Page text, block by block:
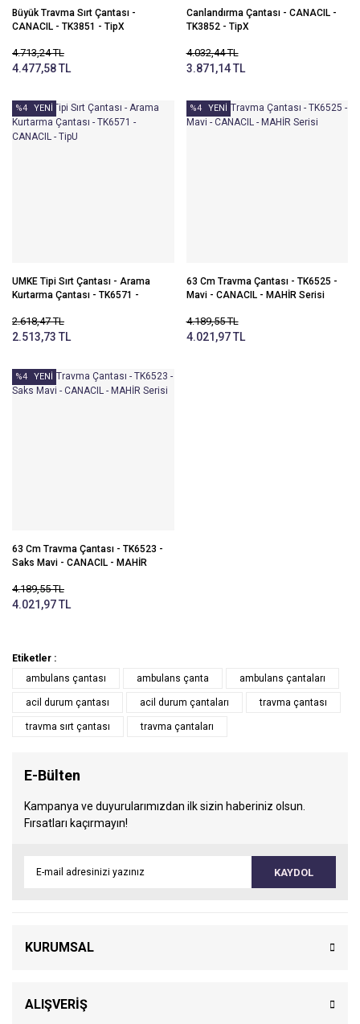
Büyük Travma Sırt Çantası -
CANACIL - TK3851 - TipX
4.713,24 TL
4.477,58 TL
Canlandırma Çantası - CANACIL -
TK3852 - TipX
4.032,44 TL
3.871,14 TL
%4 YENİ
UMKE Tipi Sırt Çantası - Arama
Kurtarma Çantası - TK6571 -
2.618,47 TL
2.513,73 TL
%4 YENİ
63 Cm Travma Çantası - TK6525 -
Mavi - CANACIL - MAHİR Serisi
4.189,55 TL
4.021,97 TL
%4 YENİ
63 Cm Travma Çantası - TK6523 -
Saks Mavi - CANACIL - MAHİR
4.189,55 TL
4.021,97 TL
Etiketler :
ambulans çantası
ambulans çanta ambulans çantaları
acil durum çantası acil durum çantaları travma çantası
travma sırt çantası travma çantaları
E-Bülten
Kampanya ve duyurularımızdan ilk sizin haberiniz olsun.
Fırsatları kaçırmayın!
KAYDOL
KURUMSAL
ALIŞVERİŞ